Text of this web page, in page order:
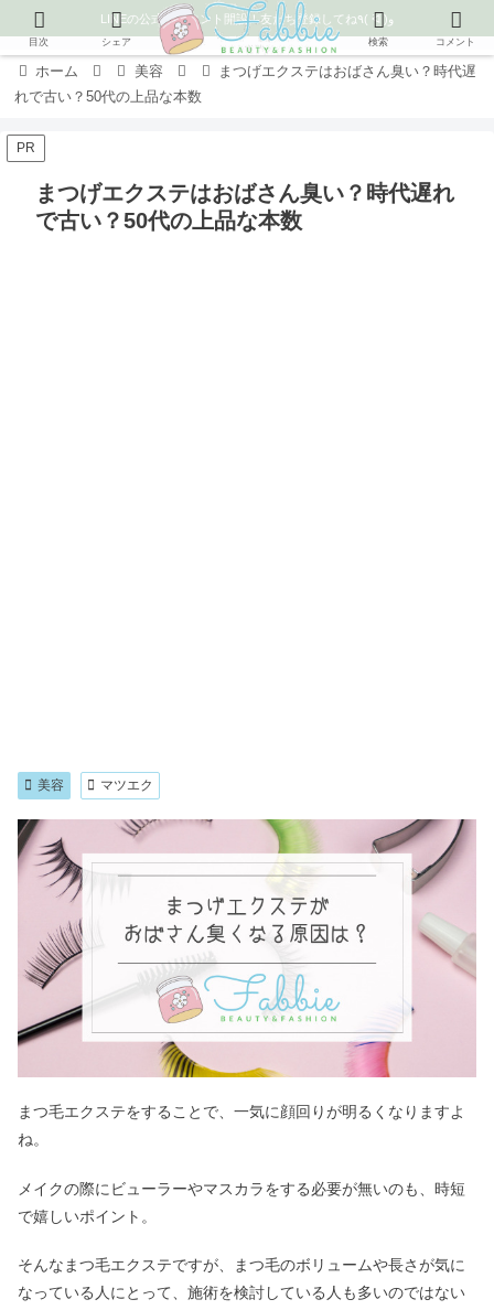
LINEの公式アカウント開設！友だち登録してね٩( ᐛ )و
ホーム 美容
まつげエクステはおばさん臭い？時代遅
れで古い？50代の上品な本数
PR
まつげエクステはおばさん臭い？時代遅れ
で古い？50代の上品な本数
美容 マツエク
まつ毛エクステをすることで、一気に顔回りが明るくなりますよ
ね。
メイクの際にビューラーやマスカラをする必要が無いのも、時短
で嬉しいポイント。
そんなまつ毛エクステですが、まつ毛のボリュームや長さが気に
なっている人にとって、施術を検討している人も多いのではない
目次 シェア 検索 コメント